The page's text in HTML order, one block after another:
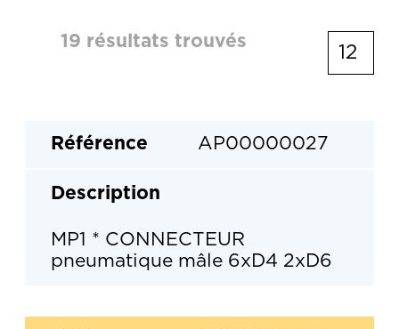
19 résultats trouvés
AP00000027
MP1 * CONNECTEUR
pneumatique mâle 6xD4 2xD6